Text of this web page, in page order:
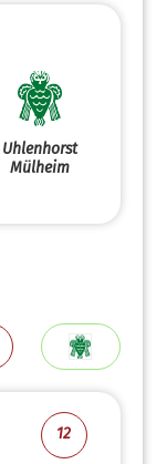
Uhlenhorst
Mülheim
12